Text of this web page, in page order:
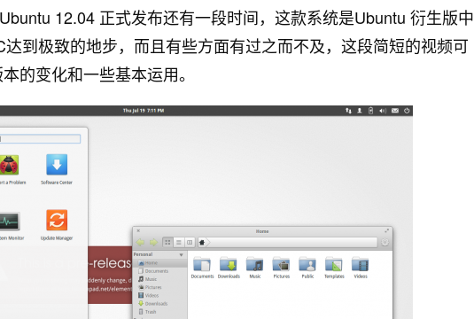
12.04 正式发布还有一段时间，这款系统是Ubuntu 衍生版中
达到极致的地步，而且有些方面有过之而不及，这段简短的视频可
的变化和一些基本运用。